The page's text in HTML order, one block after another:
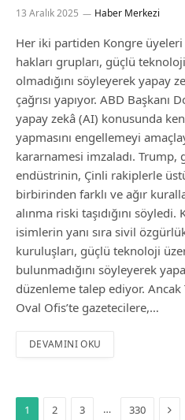
13 Aralık 2025 Haber Merkezi
Her iki partiden Kongre
hakları grupları, güçlü
olmadığını söyleyerek yapay
çağrısı yapıyor. ABD Başkanı
yapay zekâ (AI) konusunda
yapmasını engellemeyi
kararnamesi imzaladı. Trump,
endüstrinin, Çinli rakiplerle
birbirinden farklı ve ağır
alınma riski taşıdığını
isimlerin yanı sıra sivil
kuruluşları, güçlü teknoloji
bulunmadığını söyleyerek
düzenleme talep ediyor.
Oval Ofis’te gazetecilere,…
DEVAMINI OKU
1 2 3 … 330